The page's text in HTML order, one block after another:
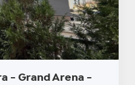
- Grand Arena -